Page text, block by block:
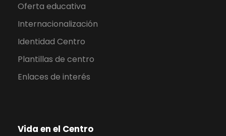
Oferta educativa
Internacionalización
Identidad Centro
Plantillas de centro
Enlaces de interés
Vida en el Centro